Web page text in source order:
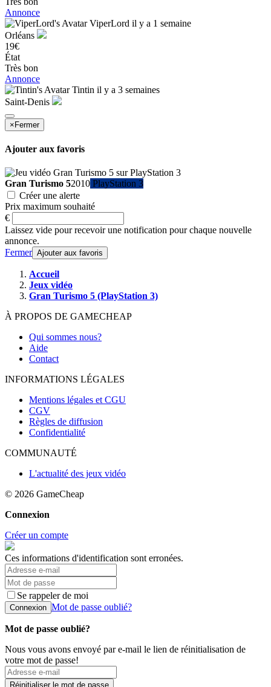
Annonce
ViperLord il y a 1 semaine
Orléans
19€
État
Très bon
Annonce
Tintin il y a 3 semaines
Saint-Denis
× Fermer
Ajouter aux favoris
Gran Turismo 52010 PlayStation 3
Créer une alerte
Prix maximum souhaité
€
Laissez vide pour recevoir une notification pour chaque nouvelle
annonce.
Fermer Ajouter aux favoris
Accueil
Jeux vidéo
Gran Turismo 5 (PlayStation 3)
À PROPOS DE GAMECHEAP
Qui sommes nous?
Aide
Contact
INFORMATIONS LÉGALES
Mentions légales et CGU
CGV
Règles de diffusion
Confidentialité
COMMUNAUTÉ
L'actualité des jeux vidéo
© 2026 GameCheap
Connexion
Créer un compte
Ces informations d'identification sont erronées.
Se rappeler de moi
Connexion Mot de passe oublié?
Mot de passe oublié?
Nous vous avons envoyé par e-mail le lien de réinitialisation de
votre mot de passe!
Réinitialiser le mot de passe